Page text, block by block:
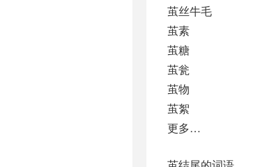
茧丝牛毛
茧素
茧糖
茧瓮
茧物
茧絮
更多…